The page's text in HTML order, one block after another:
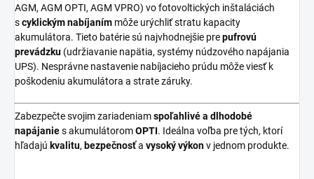
AGM, AGM OPTI, AGM VPRO) vo fotovoltických inštaláciách
scyklickým nabíjaním môže urýchliť stratu kapacity
akumulátora. Tieto batérie sú najvhodnejšie prepufrovú
prevádzku (udržiavanie napätia, systémy núdzového napájania
UPS). Nesprávne nastavenie nabíjacieho prúdu môže viesť k
poškodeniu akumulátora a strate záruky.
Zabezpečte svojim zariadeniamspoľahlivé a dlhodobé
napájanies akumulátoromOPTI. Ideálna voľba pre tých, ktorí
hľadajú kvalitu, bezpečnosťa vysoký výkonv jednom produkte.